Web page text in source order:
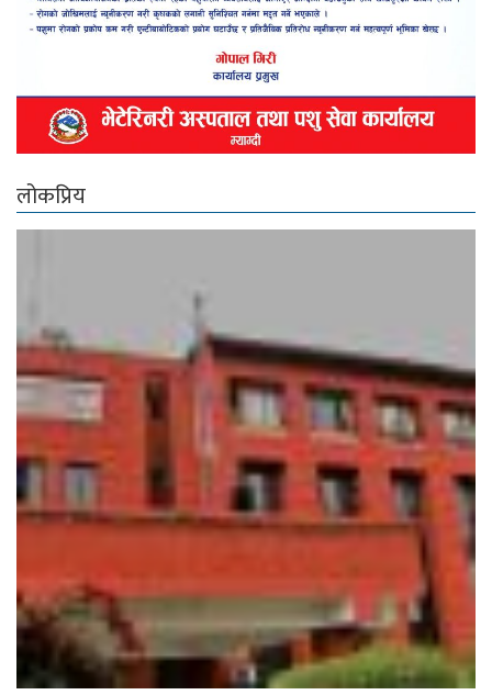
लोकप्रिय